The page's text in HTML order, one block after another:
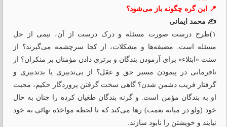
📍 این گره چگونه باز می‌شود؟
✍️ محمد ایمانی
۱)طرح درست صورت مسئله و درک درست از آن، نیمی از حل
مسئله است. مضیقه‌ها و مشکلات، از کجا سرچشمه می‌گیرند؟ از
سنت «ابتلاء» برای آزمودن بندگان و برتری دادن مؤمنان بر منکران؟ از
نافرمانی در پیمودن مسیر حق و عقل؟ از بی‌تدبیری یا بدتدبیری و
گرفتار فریب دشمن شدن؟ گاهی سخت گرفتن پروردگار حکیم، محبت
او به بندگان مؤمن است. و گرنه بندگان طغیان کرده را چنان به حال
خود (ولو در میانه نعمت) رها می‌کند که تا لحظه مواخذه نهائی به خود
نیایند و خویشتن را نابود سازند.